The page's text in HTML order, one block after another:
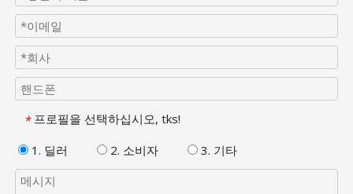
* 프로필을 선택하십시오, tks!
1. 딜러
2. 소비자 3. 기타